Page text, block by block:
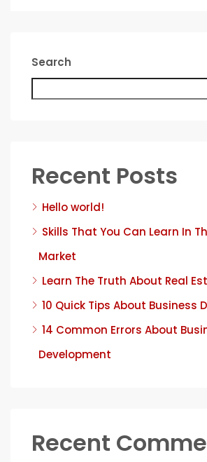
Search
Recent Posts
Hello world!
Skills That You Can Learn In
Market
Learn The Truth About Real
10 Quick Tips About Business
14 Common Errors About
Development
Recent